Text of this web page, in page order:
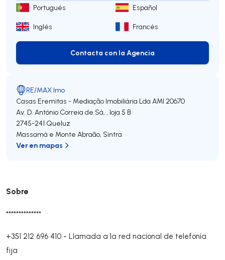
Sobre
**************
+351 212 696 410 - Llamada a la red nacional de telefonía
fija
Portugués Español
Inglés Francés
Contacta con la Agencia
Contacta con la Agencia
RE/MAX Imo
Casas Eremitas - Mediação Imobiliária Lda AMI 20670
Av. D. António Correia de Sá, , loja 5 B
2745-241 Queluz
Massamá e Monte Abraão, Sintra
Ver en mapas